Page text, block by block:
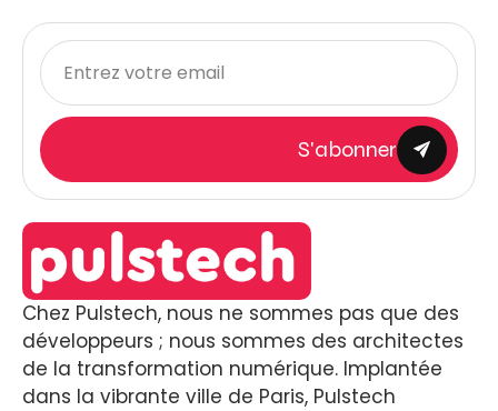
Chez Pulstech, nous ne sommes pas que des
développeurs ; nous sommes des architectes
de la transformation numérique. Implantée
dans la vibrante ville de Paris, Pulstech
S'abonner